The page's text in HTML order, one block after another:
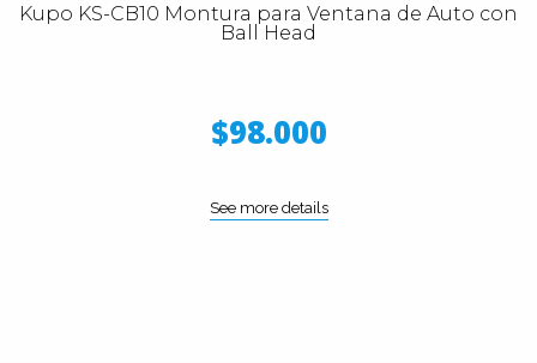
Kupo KS-CB10 Montura para Ventana de Auto con
Ball Head
$98.000
See more details